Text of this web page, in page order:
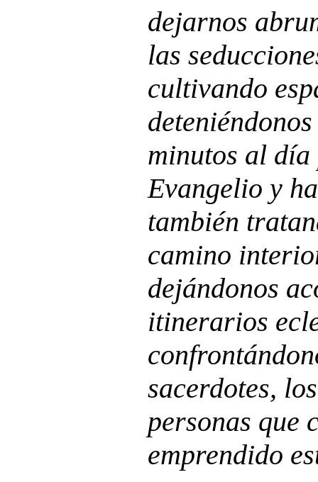
dejarnos
las
cultivando
minutos al
Evangelio y
también
camino
dejándonos
itinerarios
sacerdotes,
personas que
emprendido